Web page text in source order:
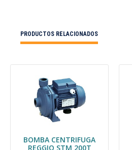
PRODUCTOS RELACIONADOS
BOMBA CENTRIFUGA
REGGIO STM 200T